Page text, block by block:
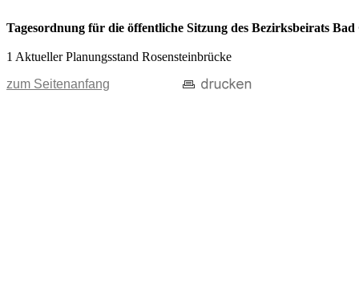
Tagesordnung für die öffentliche Sitzung des Bezirksbeirats
1 Aktueller Planungsstand Rosensteinbrücke
zum Seitenanfang